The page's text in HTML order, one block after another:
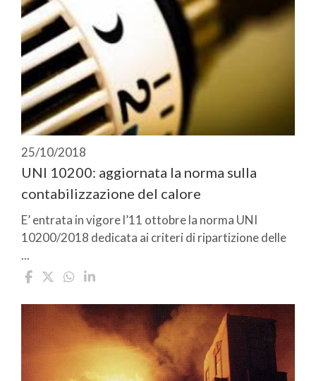
25/10/2018
UNI 10200: aggiornata la norma sulla
contabilizzazione del calore
E’ entrata in vigore l’11 ottobre la norma UNI
10200/2018 dedicata ai criteri di ripartizione delle
...